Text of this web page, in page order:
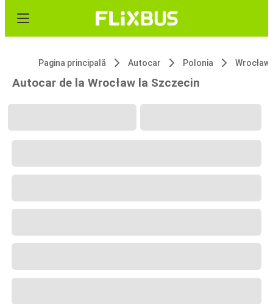
Pagina principală Autocar Polonia Wrocław
Autocar de la Wrocław la Szczecin